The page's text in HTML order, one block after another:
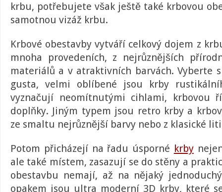
krbu, potřebujete však ještě také krbovou
samotnou vizáž krbu.
Krbové obestavby vytváří celkový dojem z
mnoha provedeních, z nejrůznějších
materiálů a v atraktivních barvách. Vyberte
gusta, velmi oblíbené jsou krby
vyznačují neomítnutými cihlami, krbovou
doplňky. Jiným typem jsou retro krby a
ze smaltu nejrůznější barvy nebo z klasické
Potom přicházejí na řadu úsporné krby
ale také místem, zasazují se do stěny a
obestavbu nemají, až na nějaký
opakem jsou ultra moderní 3D krby, které